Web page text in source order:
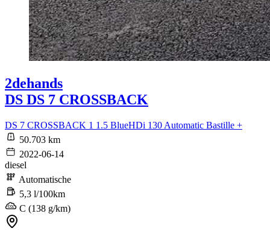
2dehands
DS DS 7 CROSSBACK
DS 7 CROSSBACK 1 1.5 BlueHDi 130 Automatic Bastille +
50.703 km
2022-06-14
diesel
Automatische
5,3 l/100km
C (138 g/km)